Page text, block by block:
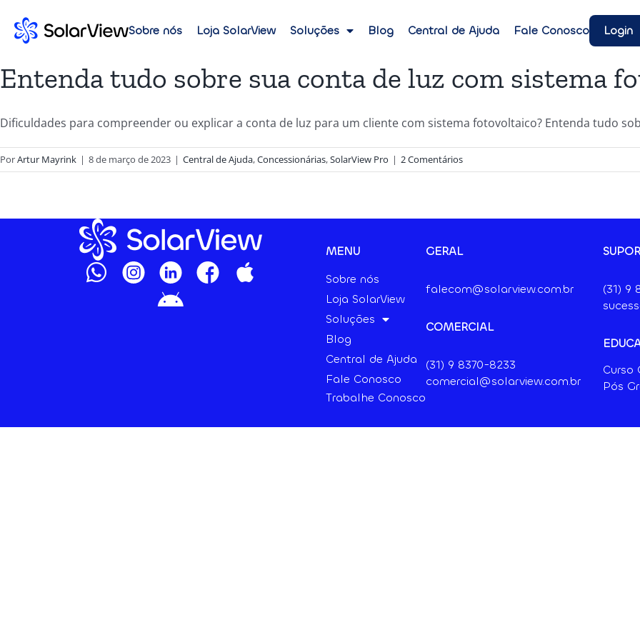
Sobre nós Loja SolarView Soluções Blog Central de Ajuda Fale Conosco Login
Entenda tudo sobre sua conta de luz com sistema
Dificuldades para compreender ou explicar a conta de luz para um cliente com sistema fotovoltaico? Entenda tudo
PorArtur Mayrink | 8 de março de 2023 | Central de Ajuda,Concessionárias,SolarView Pro | 2 Comentários
MENU
Sobre nós
Loja SolarView
Soluções
Blog
Central de Ajuda
Fale Conosco
Trabalhe Conosco
GERAL
falecom@solarview.com.br
COMERCIAL
(31) 9 8370-8233
comercial@solarview.com.br
(31) 9
Curso
Pós